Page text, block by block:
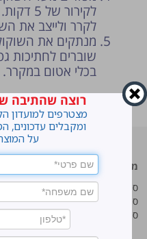
לקירור של 5 דקות.
לקרר ולייצב את
מנתקים את
שוברים לחתיכות
בכלי אטום במקרר.
»מתכון מושלם לחטיף
מוצרים מובילים
סנו ז'אוול סופר ג'ל
סנו ז'אוול קצף ניקוי
סנו ז'אוול אבקת ניקוי
רוצה שהתיבה
מצטרפים למועדון
ומקבלים עדכונים,
על